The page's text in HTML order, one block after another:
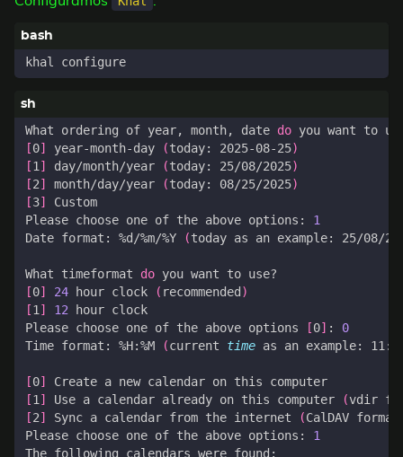
What ordering of year, month, date do
[0] year-month-day (today: 2025-08-25)
[1 ] day/month/year (today: 25/08/2025)
[2] month/day/year (today: 08/25/2025)
[3]
Please choose one of the above options: 1
Date format: %d/%m/%Y
(today as an example: 25/08/
What timeformat do
[0] 24 hour clock ( recommended )
[1 ] 12
Please choose one of the above options
[0] : 0
Time format: %H:%M
(current time as an example:
[0]
[1 ] Use a calendar already on this computer (vdir
[2] Sync a calendar from the internet (CalDAV
Please choose one of the above options: 1